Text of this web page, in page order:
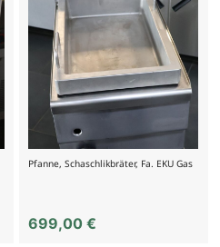
Pfanne, Schaschlikbräter, Fa. EKU Gas
699,00€